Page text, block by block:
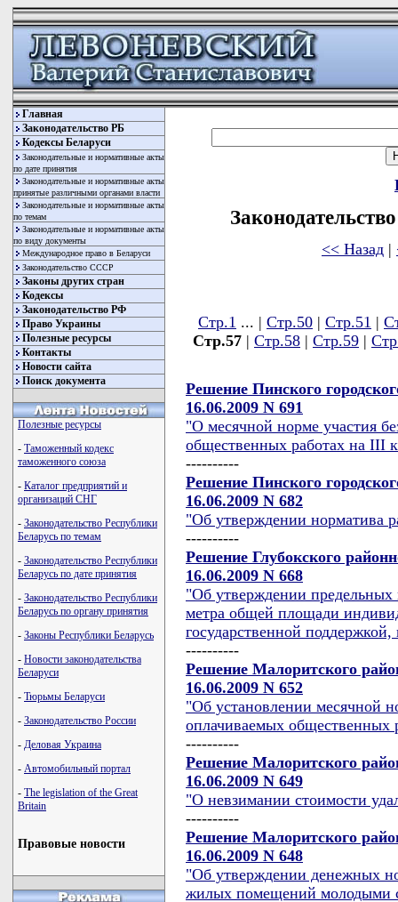
Главная
Законодательство РБ
Кодексы Беларуси
Законодательные и нормативные акты
по дате принятия
Законодательные и нормативные акты
принятые различными органами власти
Законодательные и нормативные акты
по темам
Законодательные и нормативные акты
по виду документы
Международное право в Беларуси
Законодательство СССР
Законы других стран
Кодексы
Законодательство РФ
Право Украины
Полезные ресурсы
Контакты
Новости сайта
Поиск документа
Полезные ресурсы
- Таможенный кодекс
таможенного союза
- Каталог предприятий и
организаций СНГ
- Законодательство Республики
Беларусь по темам
- Законодательство Республики
Беларусь по дате принятия
- Законодательство Республики
Беларусь по органу принятия
- Законы Республики Беларусь
- Новости законодательства
Беларуси
- Тюрьмы Беларуси
- Законодательство России
- Деловая Украина
- Автомобильный портал
- The legislation of the Great
Britain
Правовые новости
<< Назад |
Стр.1 ... | Стр.50 | Стр.51 |
Стр.57 | Стр.58 | Стр.59 |
Решение Пинского
16.06.2009 N 691
"О месячной норме участия
общественных работах на III
----------
Решение Пинского
16.06.2009 N 682
"Об утверждении норматива
----------
Решение Глубокского
16.06.2009 N 668
"Об утверждении предельных
метра общей площади
государственной
----------
Решение Малоритского
16.06.2009 N 652
"Об установлении месячной
оплачиваемых общественных
----------
Решение Малоритского
16.06.2009 N 649
"О невзимании стоимости
----------
Решение Малоритского
16.06.2009 N 648
"Об утверждении денежных
жилых помещений молодыми